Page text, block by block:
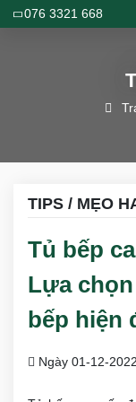
076 3321 668
TIPS / MẸO
Tủ bếp
Lựa
bếp hiện
Ngày 01-12-2022